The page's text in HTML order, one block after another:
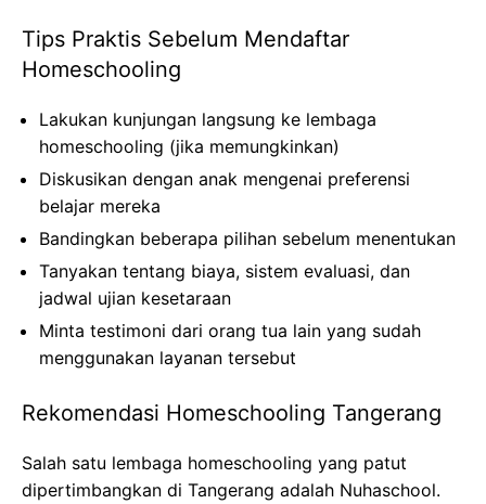
Tips Praktis Sebelum Mendaftar
Homeschooling
Lakukan kunjungan langsung ke lembaga
homeschooling (jika memungkinkan)
Diskusikan dengan anak mengenai preferensi
belajar mereka
Bandingkan beberapa pilihan sebelum menentukan
Tanyakan tentang biaya, sistem evaluasi, dan
jadwal ujian kesetaraan
Minta testimoni dari orang tua lain yang sudah
menggunakan layanan tersebut
Rekomendasi Homeschooling Tangerang
Salah satu lembaga homeschooling yang patut
dipertimbangkan di Tangerang adalah Nuhaschool.